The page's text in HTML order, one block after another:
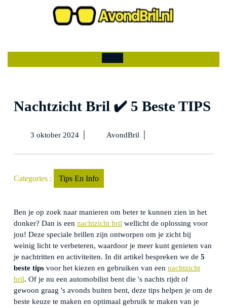
inhoud
account
Open
Nachtzicht Bril ✔️ 5 Beste TIPS
3 oktober 2024
2024
| AvondBril Nachtzicht
✔️
|
Categories : Tips En Info
Ben je op zoek naar manieren om beter te kunnen zien in het
donker? Dan is een nachtzicht bril wellicht de oplossing voor
jou! Deze speciale brillen zijn ontworpen om je zicht bij
weinig licht te verbeteren, waardoor je meer kunt genieten van
je nachtritten en activiteiten. In dit artikel bespreken we de 5
beste tips voor het kiezen en gebruiken van een nachtzicht
bril. Of je nu een automobilist bent die 's nachts rijdt of
gewoon graag 's avonds buiten bent, deze tips helpen je om de
beste keuze te maken en optimaal gebruik te maken van je